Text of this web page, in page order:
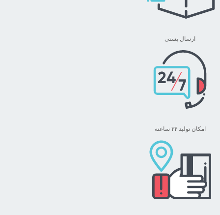
ارسال پستی
امکان تولید ۲۴ ساعته